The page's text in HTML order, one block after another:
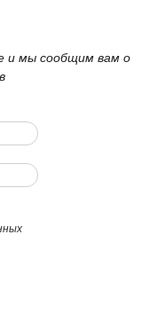
и мы сообщим вам о